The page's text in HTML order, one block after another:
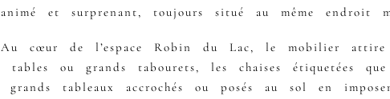
animé et surprenant, toujours situé au même endroit
Au cœur de l’espace Robin du Lac, le mobilier attire
tables ou grands tabourets, les chaises étiquetées
grands tableaux accrochés ou posés au sol en